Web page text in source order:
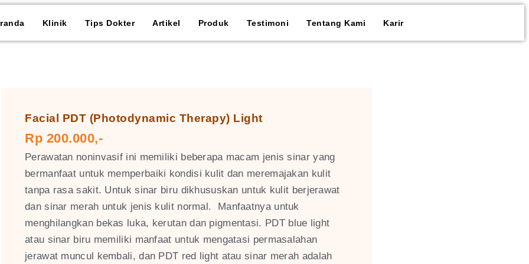
Klinik Tips Dokter Artikel Produk Testimoni Tentang Kami Karir
Facial PDT (Photodynamic Therapy) Light
Rp 200.000,-
Perawatan noninvasif ini memiliki beberapa macam jenis sinar yang
bermanfaat untuk memperbaiki kondisi kulit dan meremajakan kulit
tanpa rasa sakit. Untuk sinar biru dikhususkan untuk kulit berjerawat
dan sinar merah untuk jenis kulit normal.
Manfaatnya untuk
menghilangkan bekas luka, kerutan dan pigmentasi. PDT blue light
atau sinar biru memiliki manfaat untuk mengatasi permasalahan
jerawat muncul kembali, dan PDT red light atau sinar merah adalah